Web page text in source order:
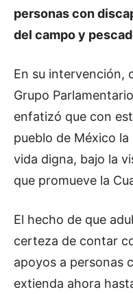
personas con
del campo y
En su intervención,
Grupo
enfatizó que con
pueblo de México
vida digna, bajo la
que promueve la
El hecho de que
certeza de contar
apoyos a personas
extienda ahora